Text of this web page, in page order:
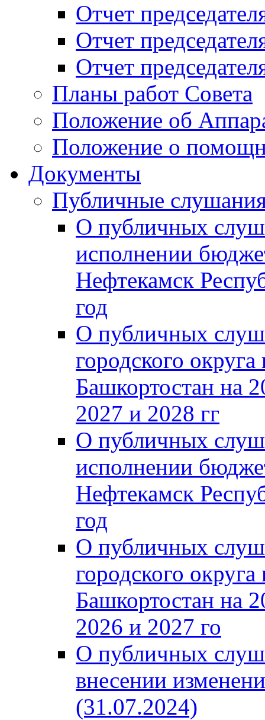
Отчет
Отчет
Отчет
Планы работ Совета
Положение об
Положение о
Документы
Публичные
О публичных
исполнении
Нефтекамск
год
О публичных
городского
Башкортостан на
2027 и 2028 гг
О публичных
исполнении
Нефтекамск
год
О публичных
городского
Башкортостан на
2026 и 2027 го
О публичных
внесении
(31.07.2024)